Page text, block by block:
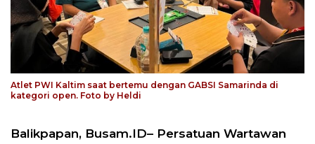
Atlet PWI Kaltim saat bertemu dengan GABSI Samarinda di
kategori open. Foto by Heldi
Balikpapan, Busam.ID– Persatuan Wartawan